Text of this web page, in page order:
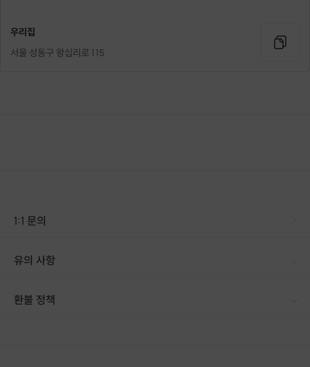
우리집
서울 성동구 왕십리로 115
1:1 문의
유의 사항
환불 정책